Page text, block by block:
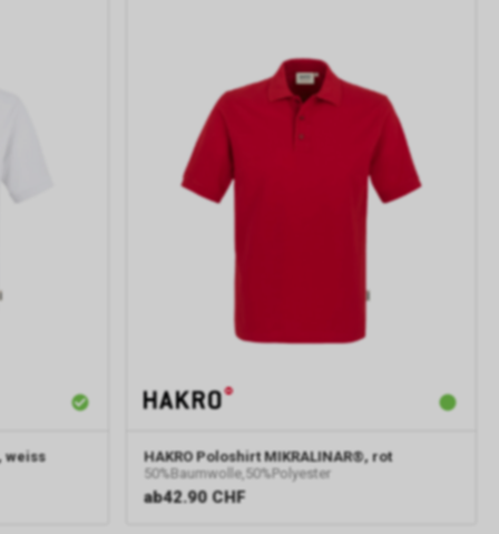
weiss
HAKRO Poloshirt MIKRALINAR®, rot
50%Baumwolle,50%Polyester
ab42.90 CHF